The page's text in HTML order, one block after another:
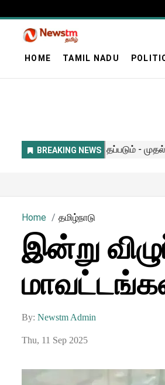
HOME TAMIL NADU
Home தமிழ்நாடு
இன்று
By: Newstm Admin
Thu, 11 Sep 2025